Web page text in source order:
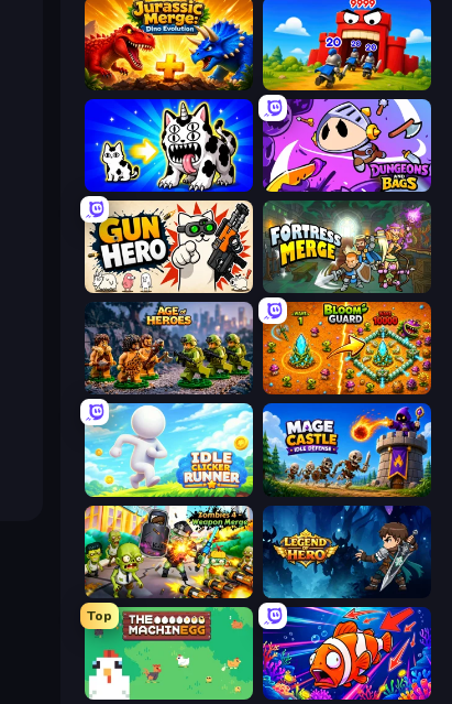
Jurassic Merge: Dino Evolution TimeWarriors
Strange Cats Dungeons and Bags
Gun Hero: Cat Survival Fortress Merge
Age of Heroes BloomGuard
Idle Clicker Runner Mage Castle Idle Defense
Zombies 4 Weapon Merge Legend of Hero
Top
The MachinEGG Fish Catch Idle